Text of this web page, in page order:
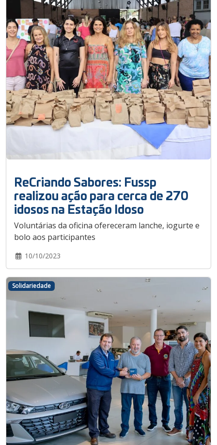
ReCriando Sabores: Fussp
realizou ação para cerca de 270
idosos na Estação Idoso
Voluntárias da oficina ofereceram lanche, iogurte e
bolo aos participantes
10/10/2023
Solidariedade